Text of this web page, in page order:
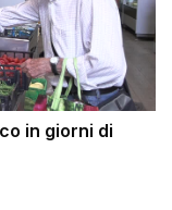
in giorni di